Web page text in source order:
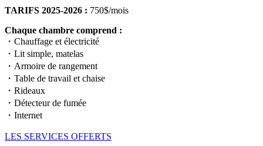
TARIFS 2025-2026 : 750$/mois
Chaque chambre comprend :
・Chauffage et électricité
・Lit simple, matelas
・Armoire de rangement
・Table de travail et chaise
・Rideaux
・Détecteur de fumée
・Internet
LES SERVICES OFFERTS